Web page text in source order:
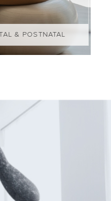
& POSTNATAL